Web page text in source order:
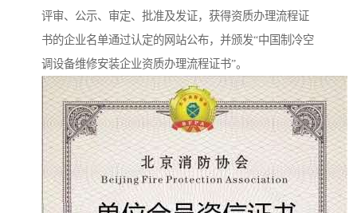
评审、公示、审定、批准及发证，获得资质办理流程证
书的企业名单通过认定的网站公布，并颁发“中国制冷空
调设备维修安装企业资质办理流程证书”。